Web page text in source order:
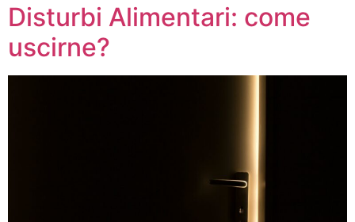
Disturbi Alimentari: come
uscirne?